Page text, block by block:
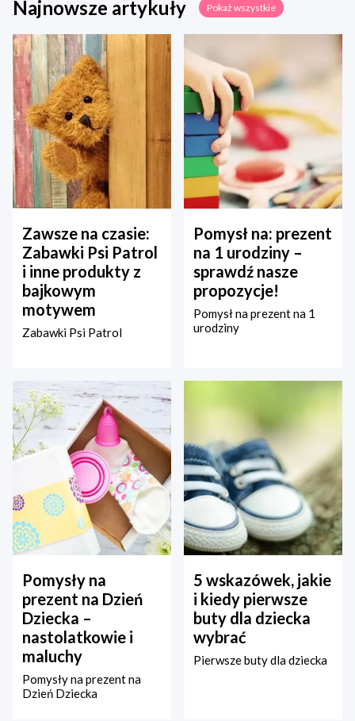
Najnowsze artykuły Pokaż wszystkie
Zawsze na czasie:
Zabawki Psi Patrol
i inne produkty z
bajkowym
motywem
Zabawki Psi Patrol
Pomysł na: prezent
na 1 urodziny –
sprawdź nasze
propozycje!
Pomysł na prezent na 1
urodziny
Pomysły na
prezent na Dzień
Dziecka –
nastolatkowie i
maluchy
Pomysły na prezent na
Dzień Dziecka
5 wskazówek, jakie
i kiedy pierwsze
buty dla dziecka
wybrać
Pierwsze buty dla dziecka